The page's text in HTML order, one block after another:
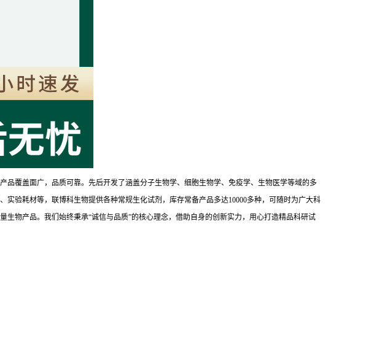
覆盖面广，品质可靠。先后开发了涵盖分子生物学、细胞生物学、免疫学、生物医学等域的多
验耗材等，联博科生物提供各种常规生化试剂，库存常备产品多达10000多种，可随时为广大科
物产品。我们始终秉承“诚信与品质”的核心理念，借助自身的创新实力，用心打造精品科研试